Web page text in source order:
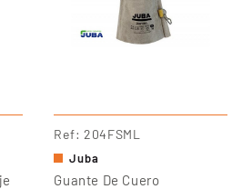
Ref 204FSML
Juba
Guante De Cuero